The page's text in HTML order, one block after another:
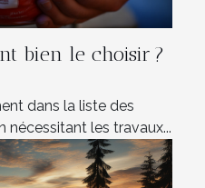
bien le choisir ?
dans la liste des
les travaux...